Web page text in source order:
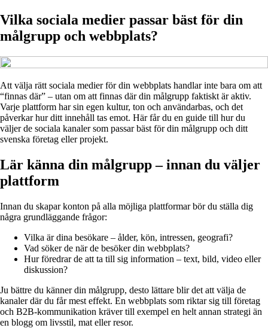
Vilka sociala medier passar bäst för din
målgrupp och webbplats?
Att välja rätt sociala medier för din webbplats handlar inte bara om att
“finnas där” – utan om att finnas där din målgrupp faktiskt är aktiv.
Varje plattform har sin egen kultur, ton och användarbas, och det
påverkar hur ditt innehåll tas emot. Här får du en guide till hur du
väljer de sociala kanaler som passar bäst för din målgrupp och ditt
svenska företag eller projekt.
Lär känna din målgrupp – innan du väljer
plattform
Innan du skapar konton på alla möjliga plattformar bör du ställa dig
några grundläggande frågor:
Vilka är dina besökare – ålder, kön, intressen, geografi?
Vad söker de när de besöker din webbplats?
Hur föredrar de att ta till sig information – text, bild, video eller
diskussion?
Ju bättre du känner din målgrupp, desto lättare blir det att välja de
kanaler där du får mest effekt. En webbplats som riktar sig till företag
och B2B-kommunikation kräver till exempel en helt annan strategi än
en blogg om livsstil, mat eller resor.